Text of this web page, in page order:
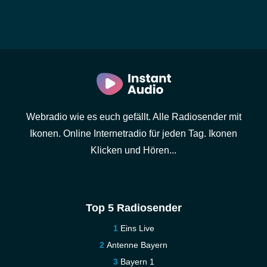
Webradio wie es euch gefällt. Alle Radiosender mit
Ikonen. Online Internetradio für jeden Tag. Ikonen
Klicken und Hören...
Top 5 Radiosender
Eins Live
Antenne Bayern
Bayern 1